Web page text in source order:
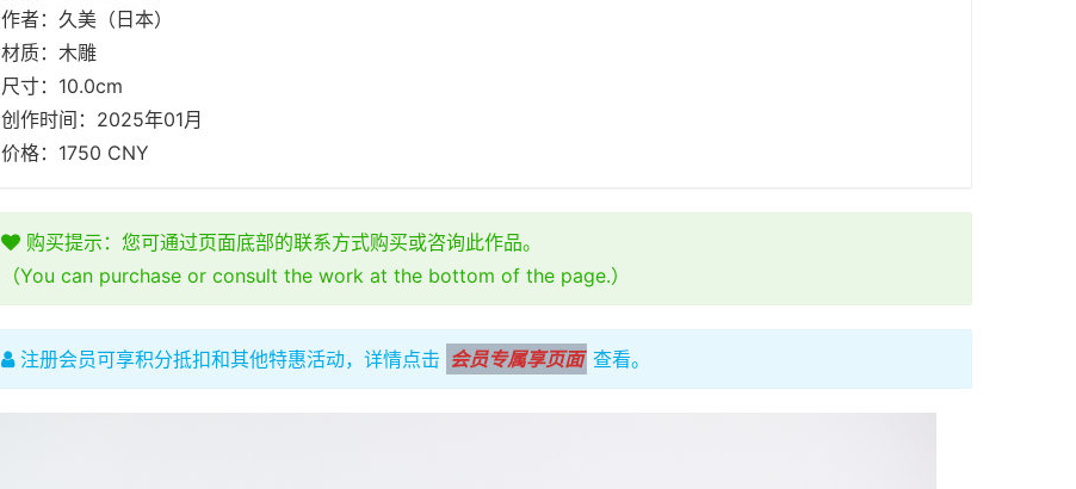
作者：久美（日本）
材质：木雕
尺寸：10.0cm
创作时间：2025年01月
价格：1750 CNY
购买提示：您可通过页面底部的联系方式购买或咨询此作品。
（You can purchase or consult the work at the bottom of the page.）
注册会员可享积分抵扣和其他特惠活动，详情点击 会员专属享页面 查看。